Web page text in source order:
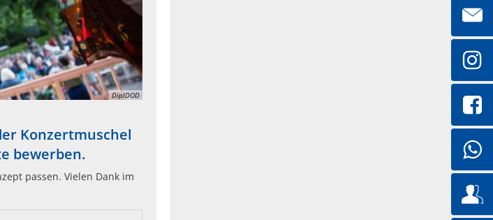
DiplDOD
Konzertmuschel
bewerben.
passen. Vielen Dank im